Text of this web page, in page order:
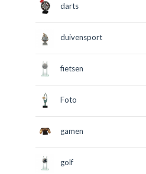
darts
duivensport
fietsen
Foto
gamen
golf